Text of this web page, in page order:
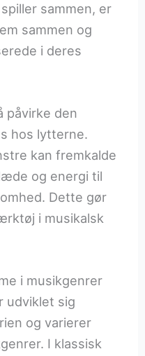
sammen, er
sammen og
i deres
påvirke den
hos lytterne.
kan fremkalde
og energi til
Dette gør
i musikalsk
i musikgenrer
udviklet sig
og varierer
I klassisk